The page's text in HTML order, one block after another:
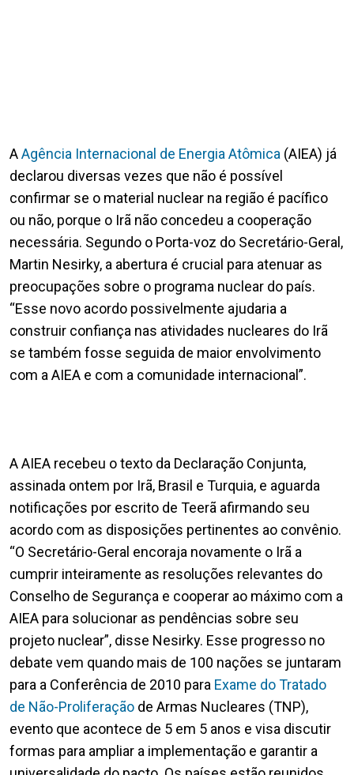
AAgência Internacional de Energia Atômica (AIEA) já
declarou diversas vezes que não é possível
confirmar se o material nuclear na região é pacífico
ou não, porque o Irã não concedeu a cooperação
necessária. Segundo o Porta-voz do Secretário-Geral,
Martin Nesirky, a abertura é crucial para atenuar as
preocupações sobre o programa nuclear do país.
“Esse novo acordo possivelmente ajudaria a
construir confiança nas atividades nucleares do Irã
se também fosse seguida de maior envolvimento
com a AIEA e com a comunidade internacional”.
A AIEA recebeu o texto da Declaração Conjunta,
assinada ontem por Irã, Brasil e Turquia, e aguarda
notificações por escrito de Teerã afirmando seu
acordo com as disposições pertinentes ao convênio.
“O Secretário-Geral encoraja novamente o Irã a
cumprir inteiramente as resoluções relevantes do
Conselho de Segurança e cooperar ao máximo com a
AIEA para solucionar as pendências sobre seu
projeto nuclear”, disse Nesirky. Esse progresso no
debate vem quando mais de 100 nações se juntaram
para a Conferência de 2010 para Exame do Tratado
de Não-Proliferação de Armas Nucleares (TNP),
evento que acontece de 5 em 5 anos e visa discutir
formas para ampliar a implementação e garantir a